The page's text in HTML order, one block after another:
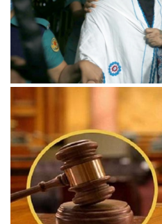
অবৈধ সম্পদ : পাপিয়া দম্পতির